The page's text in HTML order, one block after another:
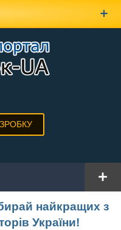
найкращих з
України!